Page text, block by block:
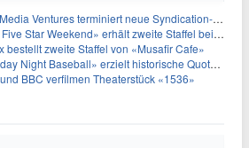
Ventures terminiert neue Syndication-Formate
Star Weekend» erhält zweite Staffel bei Peacock
bestellt zweite Staffel von «Musafir Cafe»
Night Baseball» erzielt historische Quotenserie für NBC
BBC verfilmen Theaterstück «1536»